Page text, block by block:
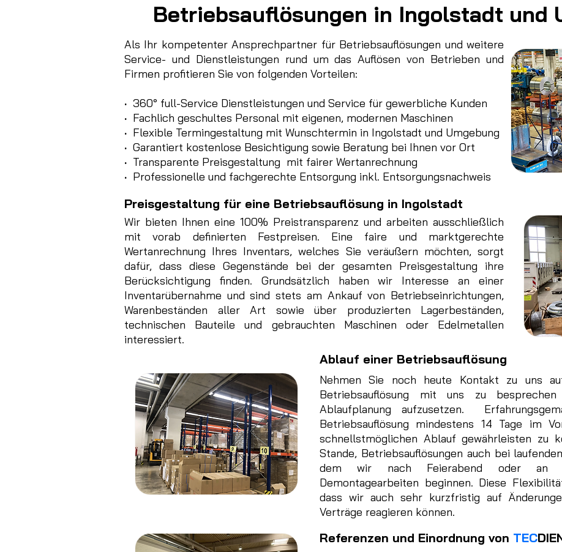
Betriebsauflösungen in Ingolstadt und
Als Ihr kompetenter Ansprechpartner für Betriebsauflösungen und weitere
Service- und Dienstleistungen rund um das Auflösen von Betrieben und
Firmen profitieren Sie von folgenden Vorteilen:
· 360° full-Service Dienstleistungen und Service für gewerbliche Kunden
· Fachlich geschultes Personal mit eigenen, modernen Maschinen
· Flexible Termingestaltung mit Wunschtermin in Ingolstadt und Umgebung
· Garantiert kostenlose Besichtigung sowie Beratung bei Ihnen vor Ort
· Transparente Preisgestaltung mit fairer Wertanrechnung
· Professionelle und fachgerechte Entsorgung inkl. Entsorgungsnachweis
Preisgestaltung für eine Betriebsauflösung in Ingolstadt
Wir bieten Ihnen eine 100% Preistransparenz und arbeiten ausschließlich
mit vorab definierten Festpreisen. Eine faire und marktgerechte
Wertanrechnung Ihres Inventars, welches Sie veräußern möchten, sorgt
dafür, dass diese Gegenstände bei der gesamten Preisgestaltung ihre
Berücksichtigung finden. Grundsätzlich haben wir Interesse an einer
Inventarübernahme und sind stets am Ankauf von Betriebseinrichtungen,
Warenbeständen aller Art sowie über produzierten Lagerbeständen,
technischen Bauteile und gebrauchten Maschinen oder Edelmetallen
interessiert.
Ablauf einer Betriebsauflösung
Nehmen Sie noch heute Kontakt zu uns
Betriebsauflösung mit uns zu
Ablaufplanung aufzusetzen.
Betriebsauflösung mindestens 14 Tage im
schnellstmöglichen Ablauf gewährleisten zu
Stande, Betriebsauflösungen auch bei
dem wir nach Feierabend oder an
Demontagearbeiten beginnen. Diese
dass wir auch sehr kurzfristig auf
Verträge reagieren können.
Referenzen und Einordnung von TEC